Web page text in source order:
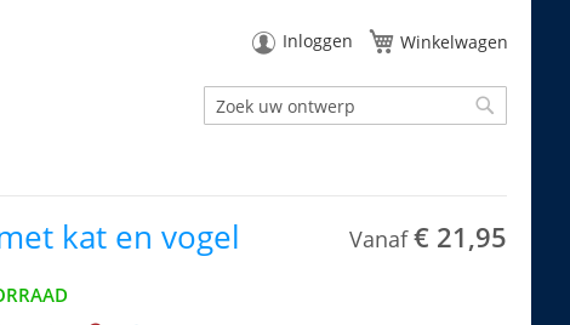
Inloggen Winkelwagen
Zoek
kat en vogel Vanaf € 21,95